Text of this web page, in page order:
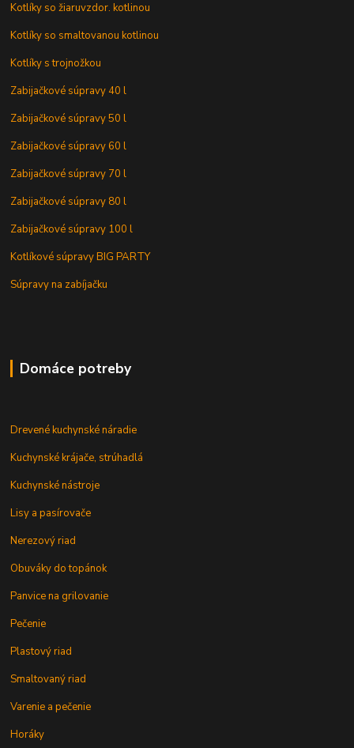
Kotlíky so žiaruvzdor. kotlinou
Kotlíky so smaltovanou kotlinou
Kotlíky s trojnožkou
Zabijačkové súpravy 40 l
Zabijačkové súpravy 50 l
Zabijačkové súpravy 60 l
Zabijačkové súpravy 70 l
Zabijačkové súpravy 80 l
Zabijačkové súpravy 100 l
Kotlíkové súpravy BIG PARTY
Súpravy na zabíjačku
Domáce potreby
Drevené kuchynské náradie
Kuchynské krájače, strúhadlá
Kuchynské nástroje
Lisy a pasírovače
Nerezový riad
Obuváky do topánok
Panvice na grilovanie
Pečenie
Plastový riad
Smaltovaný riad
Varenie a pečenie
Horáky